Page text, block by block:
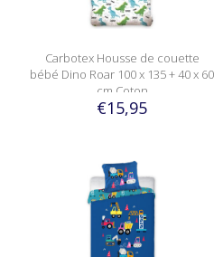
Carbotex Housse de couette
bébé Dino Roar 100 x 135 + 40 x 60
cm Coton
€15,95